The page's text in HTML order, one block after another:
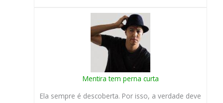
Mentira tem perna curta
Ela sempre é descoberta. Por isso, a verdade deve